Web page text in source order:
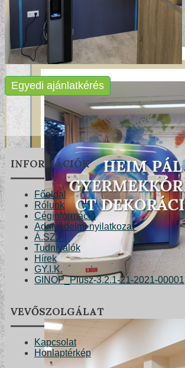
Egyedi ajánlatkérés
INFORMÁCIÓK
Főoldal
Rólunk
Céginformáció
Adatvédelmi nyilatkozat
Á.SZ.F.
Tudnivalók
Hírek
GY.I.K.
GINOP_Plusz-3.2.1-21-2021-00001
VEVŐSZOLGÁLAT
Kapcsolat
Honlaptérkép